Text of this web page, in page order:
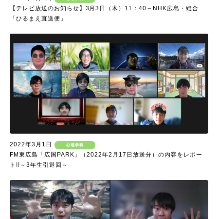
【テレビ放送のお知らせ】3月3日（木）11：40～NHK広島・総合
「ひるまえ直送便」
2022年3月1日 心理学科
FM東広島「広国PARK」（2022年2月17日放送分）の内容をレポー
ト!!～3年生引退回～